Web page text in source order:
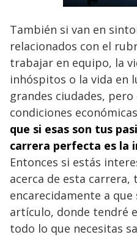
También si van en
relacionados con el
trabajar en equipo, la
inhóspitos o la vida en
grandes ciudades,
condiciones
que si esas son tus
carrera perfecta es la
Entonces si estás
acerca de esta carrera,
encarecidamente a que
artículo, donde tendré
todo lo que necesitas